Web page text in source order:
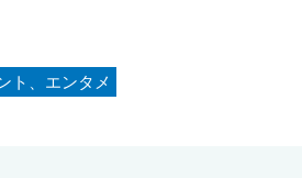
ト、エンタメ